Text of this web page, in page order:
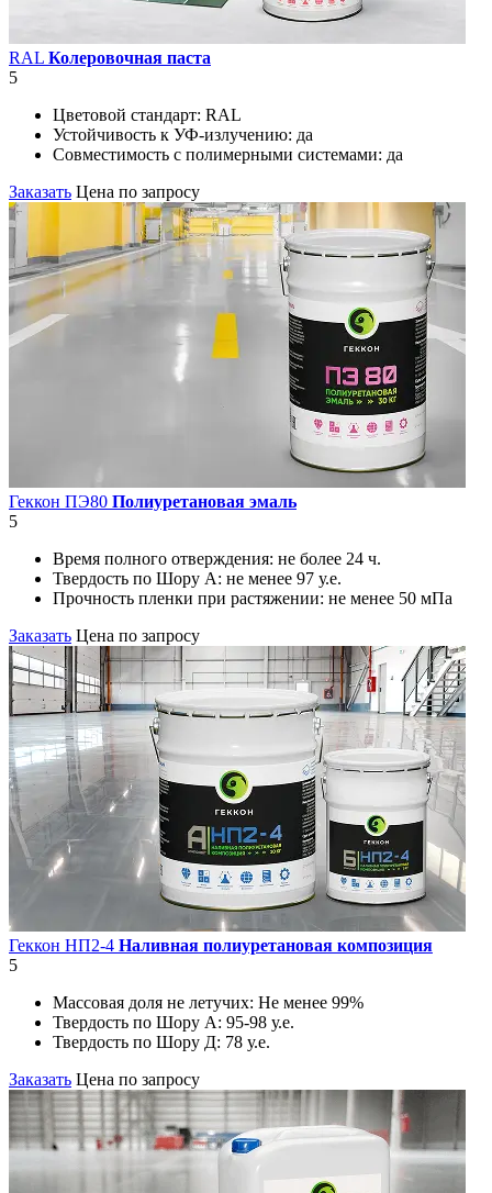
RAL Колеровочная паста
5
Цветовой стандарт: RAL
Устойчивость к УФ-излучению: да
Совместимость с полимерными системами: да
Заказать Цена по запросу
Геккон ПЭ80 Полиуретановая эмаль
5
Время полного отверждения: не более 24 ч.
Твердость по Шору А: не менее 97 у.е.
Прочность пленки при растяжении: не менее 50 мПа
Заказать Цена по запросу
Геккон НП2-4 Наливная полиуретановая композиция
5
Массовая доля не летучих: Не менее 99%
Твердость по Шору А: 95-98 у.е.
Твердость по Шору Д: 78 у.е.
Заказать Цена по запросу